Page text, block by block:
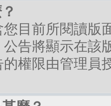
目前所閱讀版
告將顯示在該
權限由管理員